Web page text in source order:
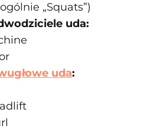
„Squats”)
uda:
uda: